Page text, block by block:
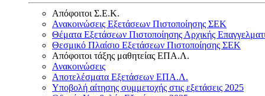
Απόφοιτοι Σ.Ε.Κ.
Ανακοινώσεις Εξετάσεων Πιστοποίησης ΣΕΚ
Θέματα Εξετάσεων Πιστοποίησης Αρχικής
Θεσμικό Πλαίσιο Εξετάσεων Πιστοποίησης ΣΕΚ
Απόφοιτοι τάξης μαθητείας ΕΠΑ.Λ.
Ανακοινώσεις
Αποτελέσματα Εξετάσεων ΕΠΑ.Λ.
Υποβολή αίτησης συμμετοχής στις εξετάσεις 2025